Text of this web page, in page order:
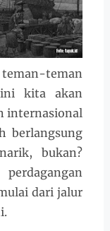
teman
ini kita akan
internasional
berlangsung
bukan?
dari jalur